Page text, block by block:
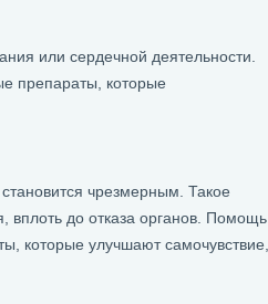
или сердечной деятельности.
препараты, которые
чрезмерным. Такое
вплоть до отказа органов. Помощь
которые улучшают самочувствие,